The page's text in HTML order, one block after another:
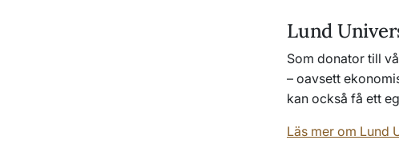
Lund
Som donator till
– oavsett
kan också få ett
Läs mer om Lund